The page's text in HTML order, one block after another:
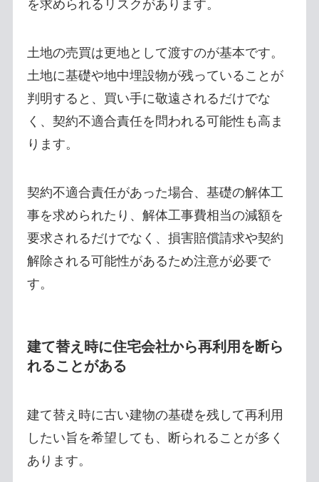
を求められるリスクがあります。
土地の売買は更地として渡すのが基本です。
土地に基礎や地中埋設物が残っていることが
判明すると、買い手に敬遠されるだけでな
く、契約不適合責任を問われる可能性も高ま
ります。
契約不適合責任があった場合、基礎の解体工
事を求められたり、解体工事費相当の減額を
要求されるだけでなく、損害賠償請求や契約
解除される可能性があるため注意が必要で
す。
建て替え時に住宅会社から再利用を断ら
れることがある
建て替え時に古い建物の基礎を残して再利用
したい旨を希望しても、断られることが多く
あります。